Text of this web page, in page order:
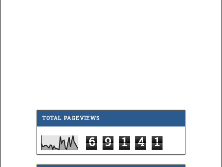
TOTAL PAGEVIEWS
6 9 1 4 1